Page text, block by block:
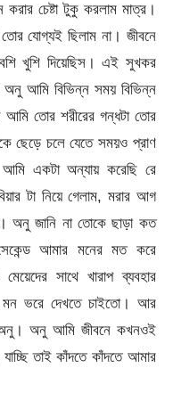
চেষ্টা টুকু করলাম মাত্র।
যোগ্যই ছিলাম না। জীবনে
খুশি দিয়েছিস। এই সুখকর
অনু আমি বিভিন্ন সময় বিভিন্ন
তোর শরীরের গন্ধটা তোর
ছেড়ে চলে যেতে সময়ও প্রাণ
একটা অন্যায় করেছি রে
টা নিয়ে গেলাম, মরার আগ
অনু জানি না তোকে ছাড়া কত
আমার মনের মত করে
সাথে খারাপ ব্যবহার
ভরে দেখতে চাইতো। আর
অনু। অনু আমি জীবনে কখনওই
তাই কাঁদতে কাঁদতে আমার